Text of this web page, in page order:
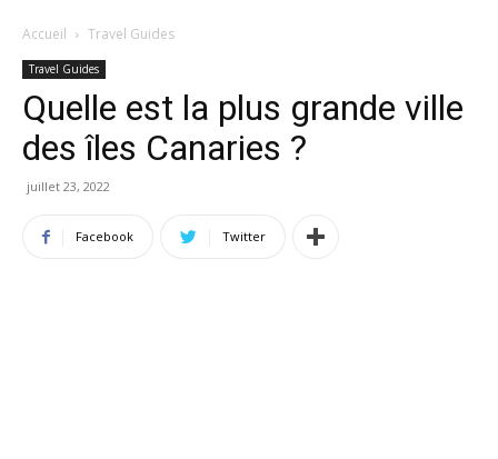
Accueil Travel Guides
Travel Guides
Quelle est la plus grande ville
des îles Canaries ?
juillet 23, 2022
Facebook Twitter